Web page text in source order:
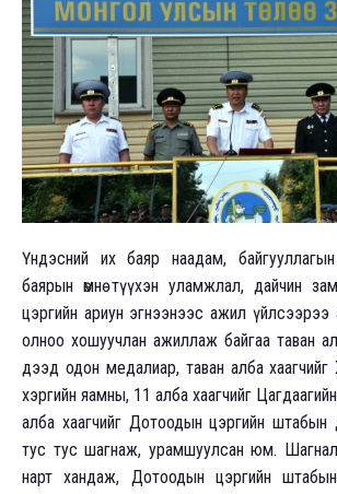
Үндэсний их баяр наадам,
баярын өмнө түүхэн уламжлал, дайчин
цэргийн ариун эгнээнээс ажил үйлсээрээ
олноо хошуучлан ажиллаж байгаа таван
дээд одон медалиар, таван алба хаагчийг
хэргийн яамны, 11 алба хаагчийг
алба хаагчийг Дотоодын цэргийн штабын
тус тус шагнаж, урамшуулсан юм. Шагнал
нарт хандаж, Дотоодын цэргийн